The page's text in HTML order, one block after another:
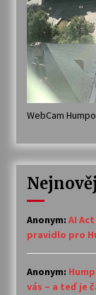
WebCam
Anonym: AI
pravidlo pro
Anonym:
vás – a teď je